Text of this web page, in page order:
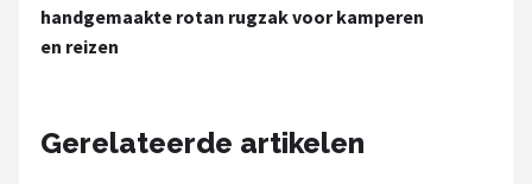
Voltano
Cortina
handgemaakte rotan rugzak voor kamperen
en reizen
Gerelateerde artikelen